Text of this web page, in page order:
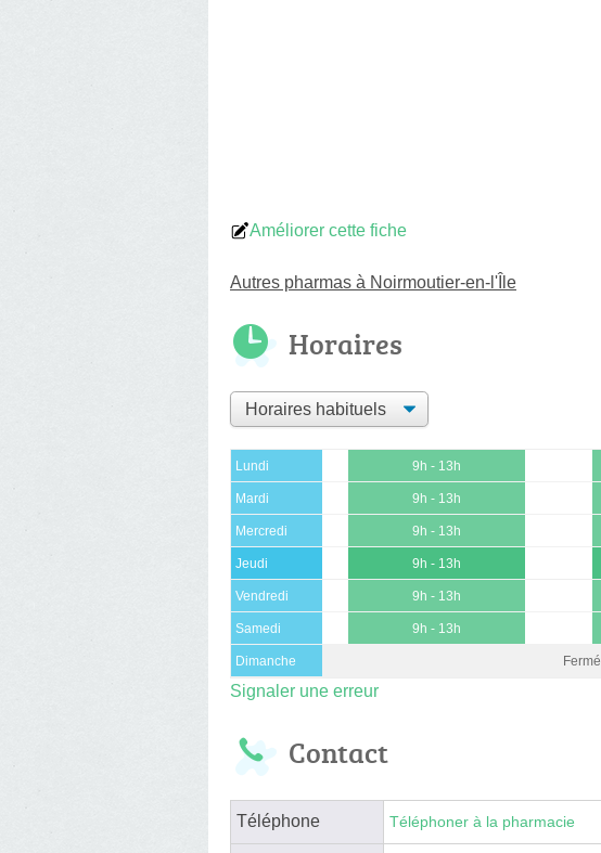
Améliorer cette fiche
Autres pharmas à Noirmoutier-en-l'Île
Horaires
Lundi 9h - 13h
Mardi 9h - 13h
Mercredi 9h - 13h
Jeudi 9h - 13h
Vendredi 9h - 13h
Samedi 9h - 13h
Dimanche Fermé
Signaler une erreur
Contact
Téléphone Téléphoner à la pharmacie